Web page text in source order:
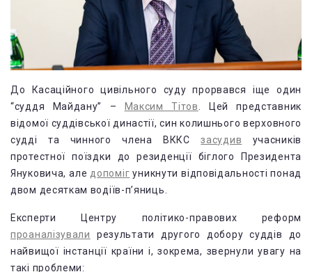
До Касаційного цивільного суду прорвався іще один
“суддя Майдану” –
Максим Тітов
. Цей представник
відомої суддівської династії, син колишнього верховного
судді та чинного члена ВККСзасудив учасників
протестної поїздки до резиденції біглого Президента
Януковича, але допоміг уникнути відповідальності понад
двом десяткам водіїв-п’яниць.
Експерти Центру політико-правових реформ
проаналізували
результати другого добору суддів до
найвищої інстанції країни і, зокрема, звернули увагу на
такі проблеми: